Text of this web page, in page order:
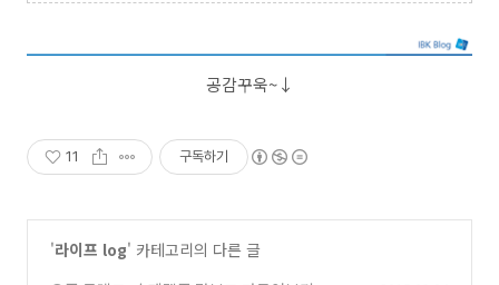
공감꾸욱~↓
11 구독하기
'라이프 log' 카테고리의 다른 글